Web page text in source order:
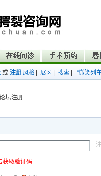
或 注册 风格 展区 搜索 “微笑列
坛注册
获取验证码